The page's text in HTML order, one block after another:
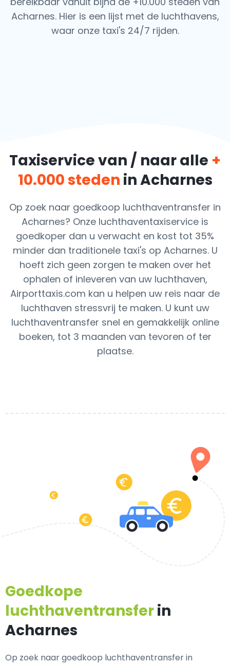
Acharnes. Hier is een lijst met de luchthavens,
waar onze taxi's 24/7 rijden.
Taxiservice van / naar alle +
10.000 steden in Acharnes
Op zoek naar goedkoop luchthaventransfer in
Acharnes? Onze luchthaventaxiservice is
goedkoper dan u verwacht en kost tot 35%
minder dan traditionele taxi's op Acharnes. U
hoeft zich geen zorgen te maken over het
ophalen of inleveren van uw luchthaven,
Airporttaxis.com kan u helpen uw reis naar de
luchthaven stressvrij te maken. U kunt uw
luchthaventransfer snel en gemakkelijk online
boeken, tot 3 maanden van tevoren of ter
plaatse.
Goedkope
luchthaventransferin
Acharnes
Op zoek naar goedkoop luchthaventransfer in